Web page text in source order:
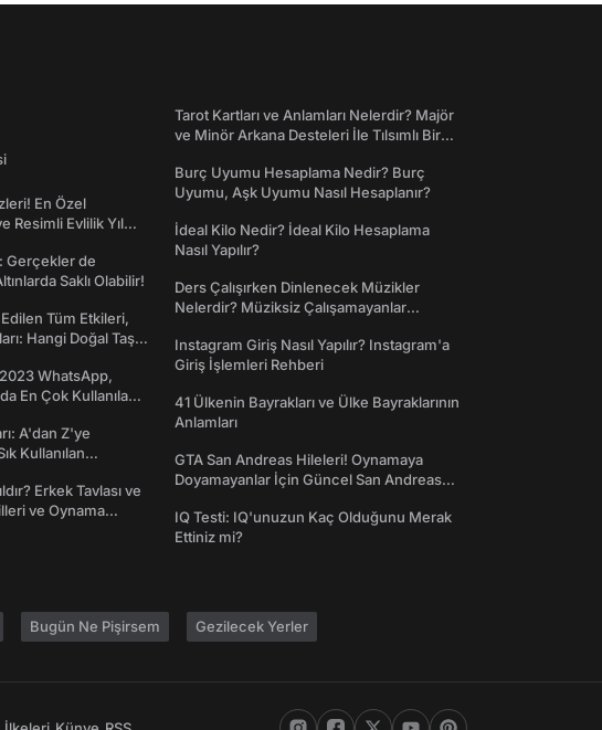
En Özel
Resimli Evlilik Yıl
Gerçekler de
Saklı Olabilir!
Tüm Etkileri,
Hangi Doğal Taş
WhatsApp,
En Çok Kullanılan
A'dan Z'ye
Kullanılan
Erkek Tavlası ve
ve Oynama
Tarot Kartları ve Anlamları Nelerdir? Majör
ve Minör Arkana Desteleri İle Tılsımlı Bir
Burç Uyumu Hesaplama Nedir? Burç
Uyumu, Aşk Uyumu Nasıl Hesaplanır?
İdeal Kilo Nedir? İdeal Kilo Hesaplama
Nasıl Yapılır?
Ders Çalışırken Dinlenecek Müzikler
Nelerdir? Müziksiz Çalışamayanlar
Instagram Giriş Nasıl Yapılır? Instagram'a
Giriş İşlemleri Rehberi
41 Ülkenin Bayrakları ve Ülke Bayraklarının
Anlamları
GTA San Andreas Hileleri! Oynamaya
Doyamayanlar İçin Güncel San Andreas
IQ Testi: IQ'unuzun Kaç Olduğunu Merak
Ettiniz mi?
Bugün Ne Pişirsem Gezilecek Yerler